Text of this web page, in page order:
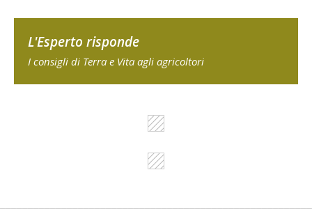
L'Esperto risponde
I consigli di Terra e Vita agli agricoltori